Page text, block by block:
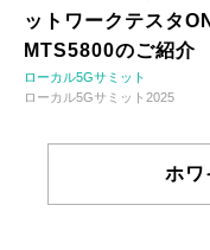
ットワークテスタ
MTS5800のご紹介
ローカル5Gサミット
ローカル5Gサミット2025
ホワ